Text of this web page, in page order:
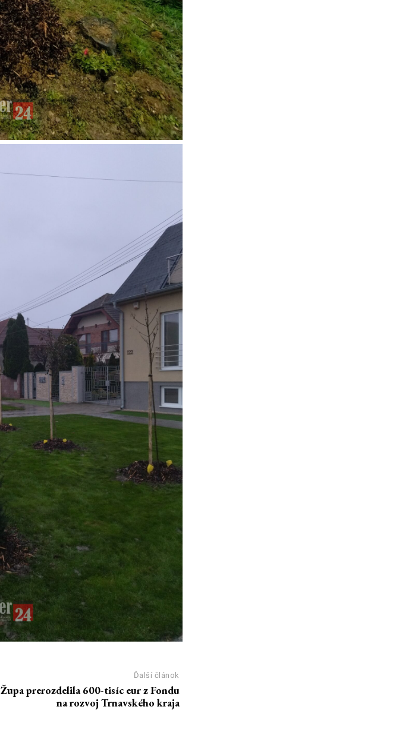
Ďalší článok
Župa prerozdelila 600-tisíc eur z Fondu
na rozvoj Trnavského kraja